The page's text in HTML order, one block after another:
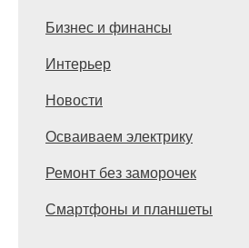
Бизнес и финансы
Интерьер
Новости
Осваиваем электрику
Ремонт без заморочек
Смартфоны и планшеты